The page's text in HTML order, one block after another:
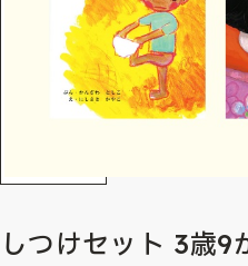
しつけセット 3歳9